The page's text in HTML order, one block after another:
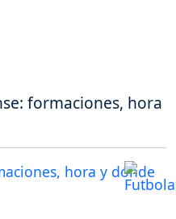
formaciones, hora